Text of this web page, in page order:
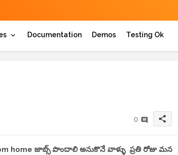
Documentation Demos Testing Ok
0 share
home జాబ్స్ పొందాలి అనుకొనే వాళ్ళు ప్రతి రోజు మన